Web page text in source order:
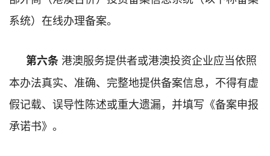
系统）在线办理备案。
第六条港澳服务提供者或港澳投资企业应当依照
本办法真实、准确、完整地提供备案信息，不得有虚
假记载、误导性陈述或重大遗漏，并填写《备案申报
承诺书》。